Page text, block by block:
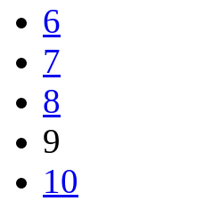
6
7
8
9
10